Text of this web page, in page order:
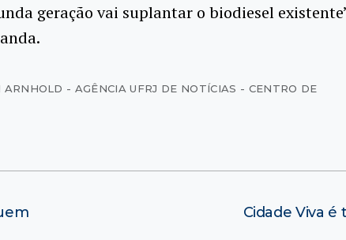
geração vai suplantar o biodiesel
ARNHOLD - AGÊNCIA UFRJ DE NOTÍCIAS - CENTRO DE
Cidade Viva